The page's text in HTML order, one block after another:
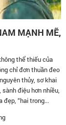
MẠNH MẼ,
thể thiếu của
chỉ đơn thuần đeo
thủy, sơ khai
điệu hơn nhiều,
đẹp, “hai trong...